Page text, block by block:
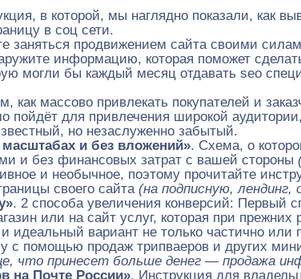
в которой, мы наглядно показали, как
в соц сети.
заняться продвижением сайта своими
информацию, которая поможет
могли бы каждый месяц отдавать seo
как массово привлекать покупателей и
для привлечения широкой
но незаслуженно забытый.
и без вложений». Схема, о
и без финансовых затрат с вашей стороны
и необычное, поэтому прочитайте
своего сайта (на подписную, лендинг,
. 2 способа увеличения конверсий: Первый
или на сайт услуг, которая при
вариант не только частично или
с помощью продаж трипваеров и других
что принесет больше денег — продажа
на Почте России». Инструкция для